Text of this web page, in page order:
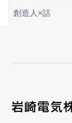
創造人×話